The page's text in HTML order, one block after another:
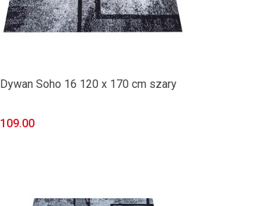
Dywan Soho 16 120 x 170 cm szary
109.00